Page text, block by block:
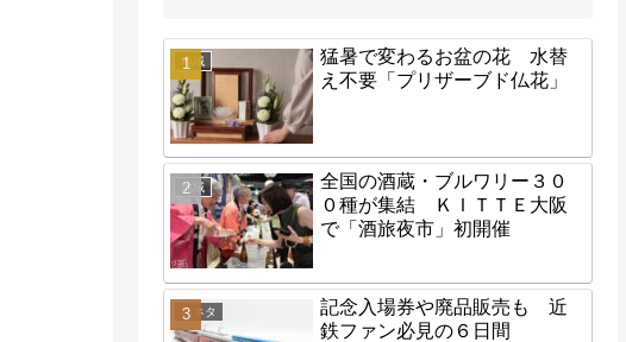
地域
猛暑で変わるお盆の花 水替
え不要「プリザーブド仏花」
地域
全国の酒蔵・ブルワリー３０
０種が集結 ＫＩＴＴＥ大阪
で「酒旅夜市」初開催
街ネタ
記念入場券や廃品販売も 近
鉄ファン必見の６日間